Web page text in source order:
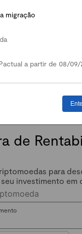
Conservadora
investiu em Renda
de
para
investimento em
migração
a partir de 08/09/